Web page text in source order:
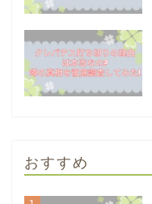
おすすめ